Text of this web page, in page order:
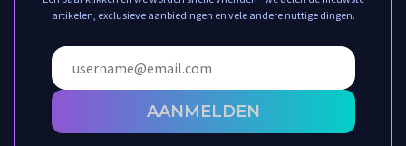
artikelen, exclusieve aanbiedingen en vele andere nuttige dingen.
AANMELDEN